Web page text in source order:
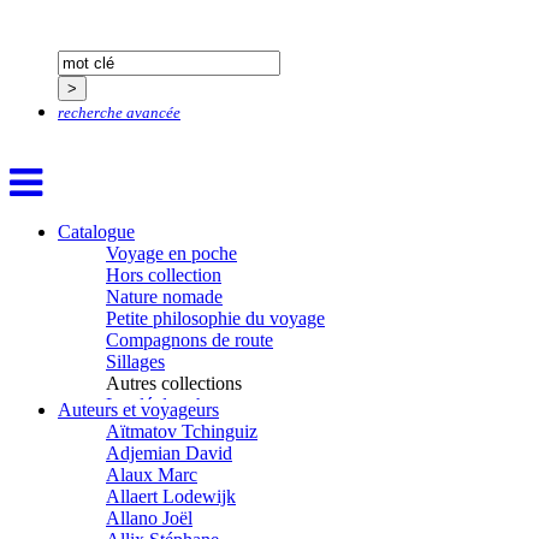
recherche avancée
Catalogue
Voyage en poche
Hors collection
Nature nomade
Petite philosophie du voyage
Compagnons de route
Sillages
Autres collections
La clé des champs
Chemins d’étoiles
Visions
Auteurs et voyageurs
Aïtmatov Tchinguiz
Adjemian David
Alaux Marc
Allaert Lodewijk
Allano Joël